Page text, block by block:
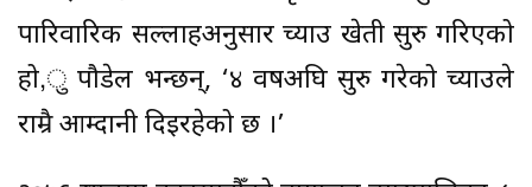
पारिवारिक सल्लाहअनुसार च्याउ खेती सुरु गरिएको
हो,ु पौडेल भन्छन्, ‘४ वर्षअघि सुरु गरेको च्याउले
राम्रै आम्दानी दिइरहेको छ ।’